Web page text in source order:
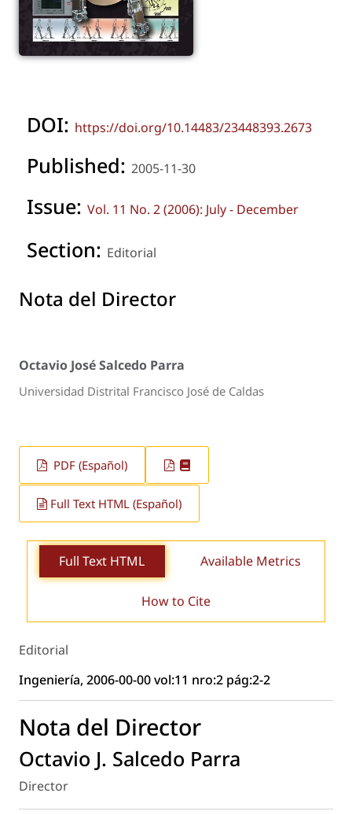
DOI: https://doi.org/10.14483/23448393.2673
Published: 2005-11-30
Issue: Vol. 11 No. 2 (2006): July - December
Section: Editorial
Nota del Director
Octavio José Salcedo Parra
Universidad Distrital Francisco José de Caldas
PDF (Español)
Full Text HTML (Español)
Full Text HTML Available Metrics
How to Cite
Editorial
Ingeniería, 2006-00-00 vol:11 nro:2 pág:2-2
Nota del Director
Octavio J. Salcedo Parra
Director